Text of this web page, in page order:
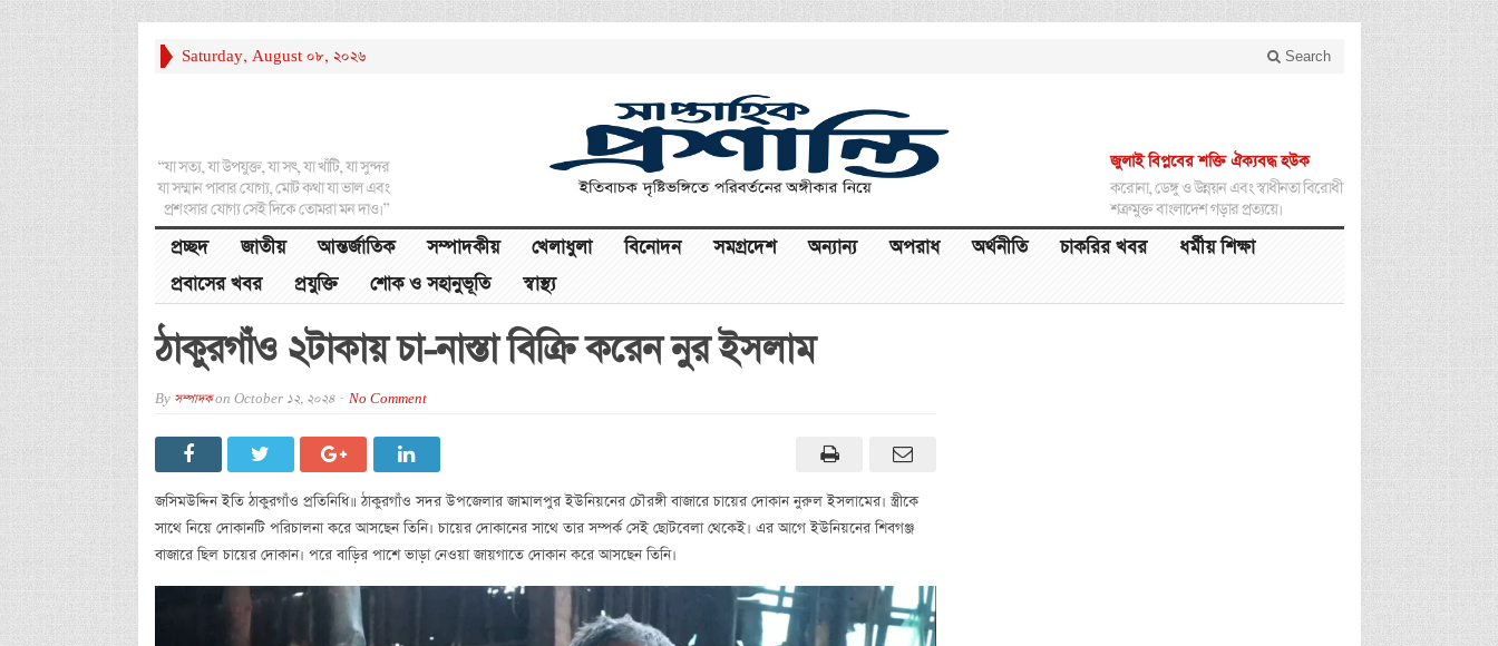
Saturday, August 08, 2026 Search
“যা সত্য, যা উপযুক্ত, যা সৎ, যা খাঁটি, যা সুন্দর
যা সম্মান পাবার যোগ্য, মোট কথা যা ভাল এবং
প্রশংসার যোগ্য সেই দিকে তোমরা মন দাও।”
জুলাই বিপ্লবের শক্তি ঐক্যবদ্ধ হউক
করোনা, ডেঙ্গু ও উন্নয়ন এবং স্বাধীনতা বিরোধী
শত্রুমুক্ত বাংলাদেশ গড়ার প্রত্যয়ে।
প্রচ্ছদ জাতীয় আন্তর্জাতিক সম্পাদকীয় খেলাধুলা বিনোদন সমগ্রদেশ অন্যান্য অপরাধ অর্থনীতি চাকরির খবর
ধর্মীয় শিক্ষা
প্রবাসের খবর
প্রযুক্তি শোক ও সহানুভূতি স্বাস্থ্য
ঠাকুরগাঁও ২টাকায় চা-নাস্তা বিক্রি করেন নুর ইসলাম
By সম্পাদকon October 12, 2024 No Comment
জসিমউদ্দিন ইতি ঠাকুরগাঁও প্রতিনিধি॥ ঠাকুরগাঁও সদর উপজেলার জামালপুর ইউনিয়নের চৌরঙ্গী বাজারে চায়ের দোকান নুরুল ইসলামের। স্ত্রীকে
সাথে নিয়ে দোকানটি পরিচালনা করে আসছেন তিনি। চায়ের দোকানের সাথে তার সম্পর্ক সেই ছোটবেলা থেকেই। এর আগে ইউনিয়নের শিবগঞ্জ
বাজারে ছিল চায়ের দোকান। পরে বাড়ির পাশে ভাড়া নেওয়া জায়গাতে দোকান করে আসছেন তিনি।